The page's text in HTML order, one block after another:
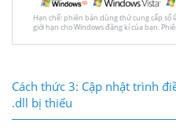
Hạn chế: phiên bản dùng thử cung cấp
giới hạn cho Windows đăng kí của bạn.
Cách thức 3: Cập nhật trình
.dll bị thiếu